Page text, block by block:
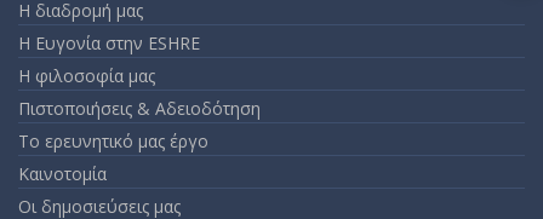
Η διαδρομή μας
Η Ευγονία στην ESHRE
Η φιλοσοφία μας
Πιστοποιήσεις & Αδειοδότηση
Το ερευνητικό μας έργο
Καινοτομία
Οι δημοσιεύσεις μας
an